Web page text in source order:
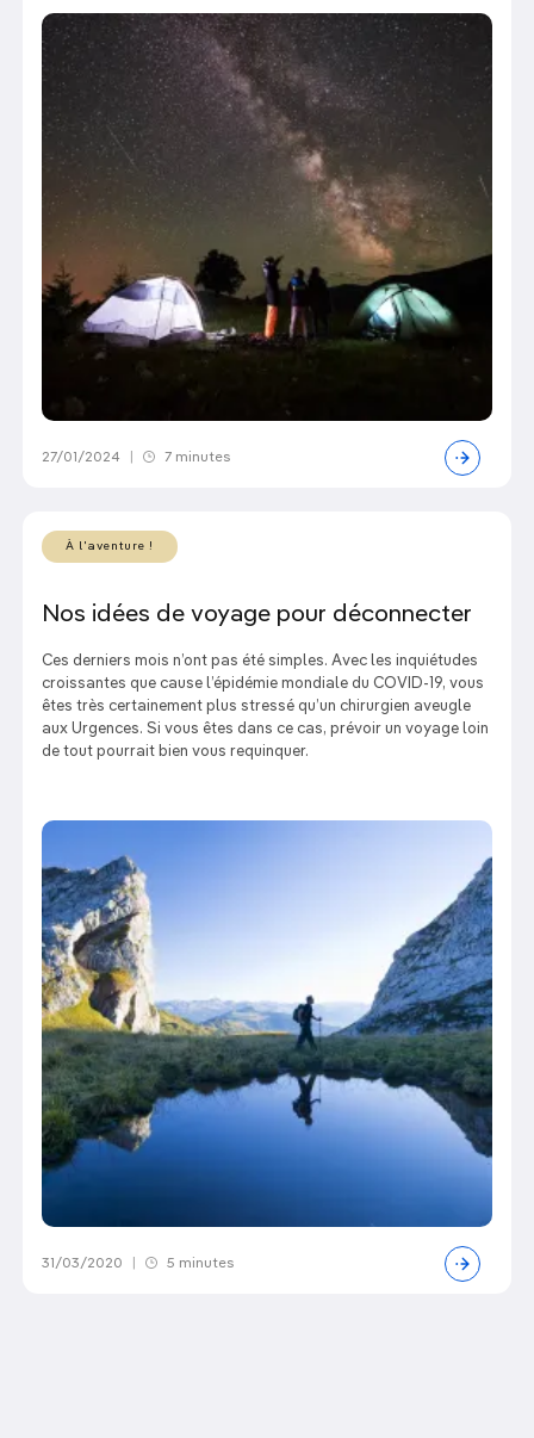
27/01/2024 7 minutes
À l'aventure !
Nos idées de voyage pour déconnecter
Ces derniers mois n’ont pas été simples. Avec les inquiétudes
croissantes que cause l’épidémie mondiale du COVID-19, vous
êtes très certainement plus stressé qu’un chirurgien aveugle
aux Urgences. Si vous êtes dans ce cas, prévoir un voyage loin
de tout pourrait bien vous requinquer.
31/03/2020 5 minutes